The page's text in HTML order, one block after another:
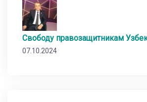
Свободу правозащитникам
07.10.2024